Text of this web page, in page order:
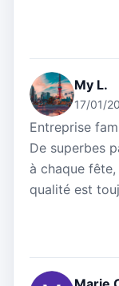
My L.
17/01/
Entreprise
De superbes
à chaque
qualité est